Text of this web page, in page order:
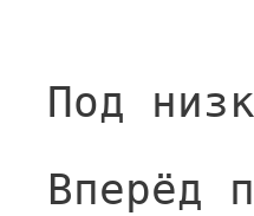
Под
Вперёд